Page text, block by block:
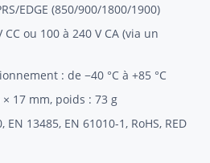
EDGE (850/900/1800/1900)
ou 100 à 240 V CA (via un
: de −40 °C à +85 °C
17 mm, poids : 73 g
13485, EN 61010-1, RoHS, RED